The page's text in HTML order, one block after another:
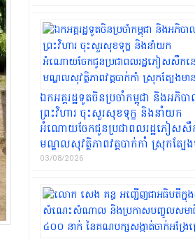
ឯកអគ្គរដ្ឋទូតចិនប្រចាំកម្ពុជា និងអភិបា
ព្រះវិហារ ចុះសួរសុខទុក្ខ និងនាំយក
អំណោយចែកជូនប្រជាពលរដ្ឋភៀសសឹ
មណ្ឌលសុវត្ថិភាពវត្តបាក់កាំ ស្រុកត្បែ
03/08/2026